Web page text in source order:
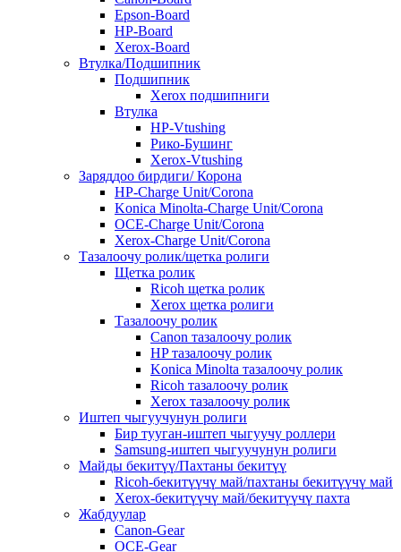
Epson-Board
HP-Board
Xerox-Board
Втулка/Подшипник
Подшипник
Xerox подшипниги
Втулка
HP-Vtushing
Рико-Бушинг
Xerox-Vtushing
Заряддоо бирдиги/ Корона
HP-Charge Unit/Corona
Konica Minolta-Charge Unit/Corona
OCE-Charge Unit/Corona
Xerox-Charge Unit/Corona
Тазалоочу ролик/щетка ролиги
Щетка ролик
Ricoh щетка ролик
Xerox щетка ролиги
Тазалоочу ролик
Canon тазалоочу ролик
HP тазалоочу ролик
Konica Minolta тазалоочу ролик
Ricoh тазалоочу ролик
Xerox тазалоочу ролик
Иштеп чыгуучунун ролиги
Бир тууган-иштеп чыгуучу роллери
Samsung-иштеп чыгуучунун ролиги
Майды бекитүү/Пахтаны бекитүү
Ricoh-бекитүүчү май/пахтаны бекитүүчү май
Xerox-бекитүүчү май/бекитүүчү пахта
Жабдуулар
Canon-Gear
OCE-Gear